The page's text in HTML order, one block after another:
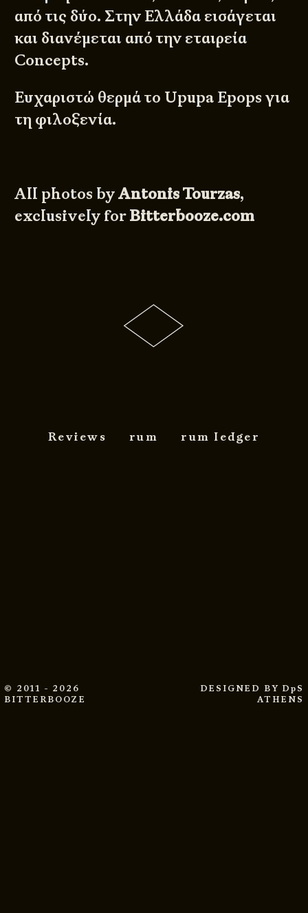
από τις δύο. Στην Ελλάδα εισάγεται
και διανέμεται από την εταιρεία
Concepts.
Ευχαριστώ θερμά το Upupa Epops για
τη φιλοξενία.
All photos byAntonis Tourzas,
exclusively forBitterbooze.com
Reviews rum rum ledger
© 2011 - 2026
BITTERBOOZE
DESIGNED BY DpS
ATHENS